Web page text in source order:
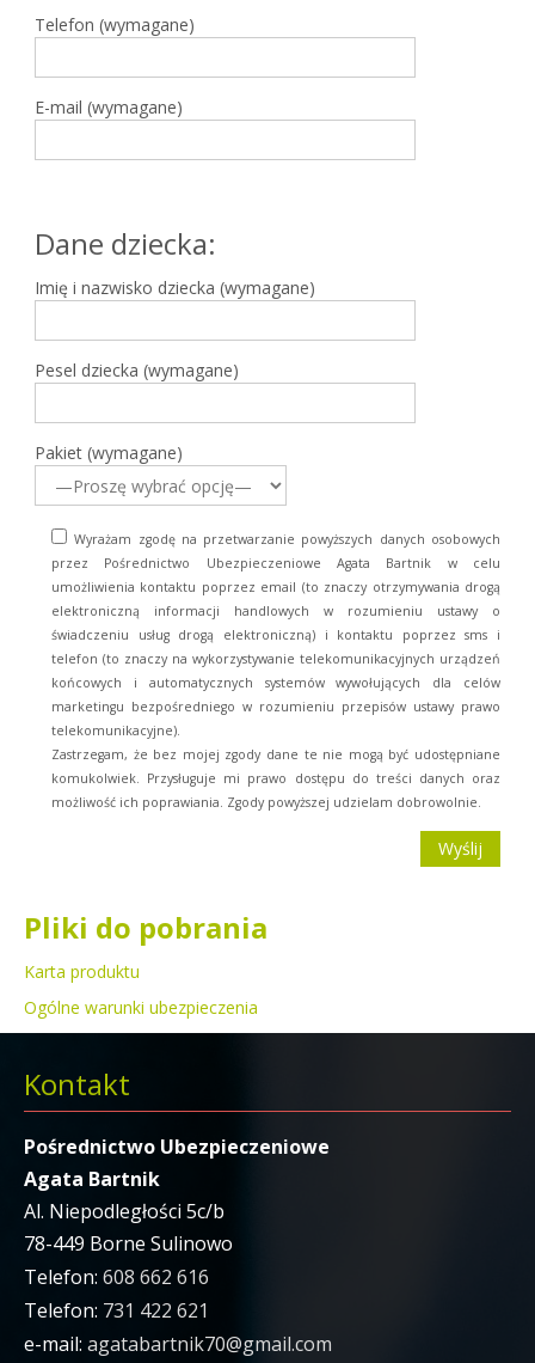
Telefon (wymagane)
E-mail (wymagane)
Dane dziecka:
Imię i nazwisko dziecka (wymagane)
Pesel dziecka (wymagane)
Pakiet (wymagane)
Wyrażam zgodę na przetwarzanie powyższych danych osobowych
przez Pośrednictwo Ubezpieczeniowe Agata Bartnik w celu
umożliwienia kontaktu poprzez email (to znaczy otrzymywania drogą
elektroniczną informacji handlowych w rozumieniu ustawy o
świadczeniu usług drogą elektroniczną) i kontaktu poprzez sms i
telefon (to znaczy na wykorzystywanie telekomunikacyjnych urządzeń
końcowych i automatycznych systemów wywołujących dla celów
marketingu bezpośredniego w rozumieniu przepisów ustawy prawo
telekomunikacyjne).
Zastrzegam, że bez mojej zgody dane te nie mogą być udostępniane
komukolwiek. Przysługuje mi prawo dostępu do treści danych oraz
możliwość ich poprawiania. Zgody powyższej udzielam dobrowolnie.
Pliki do pobrania
Karta produktu
Ogólne warunki ubezpieczenia
Kontakt
Pośrednictwo Ubezpieczeniowe
Agata Bartnik
Al. Niepodległości 5c/b
78-449 Borne Sulinowo
Telefon: 608 662 616
Telefon: 731 422 621
e-mail: agatabartnik70@gmail.com